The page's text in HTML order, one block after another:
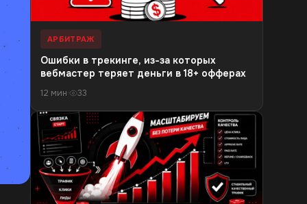
АРБИТРАЖ
Ошибки в трекинге, из-за которых
вебмастер теряет деньги в 18+ офферах
12 мин· 33